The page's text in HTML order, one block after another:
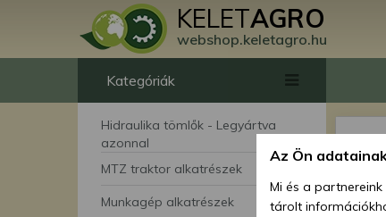
KELETAGRO
webshop.keletagro.hu
Kategóriák
Hidraulika tömlők - Legyártva
azonnal
MTZ traktor alkatrészek
Munkagép alkatrészek
Az Ön
Mi és a
tárolt